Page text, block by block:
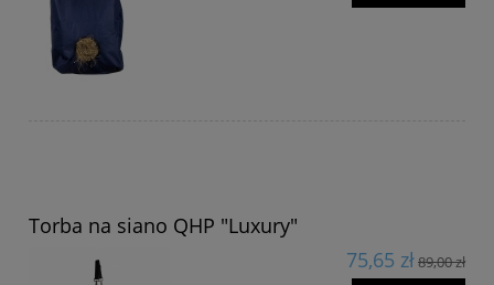
Torba na siano QHP "Luxury"
75,65 zł89,00 zł